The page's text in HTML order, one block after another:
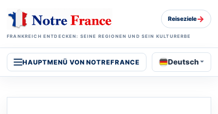
FRANKREICH ENTDECKEN: SEINE REGIONEN UND SEIN KULTURERBE
Reiseziele→
HAUPTMENÜ VON NOTREFRANCE Deutsch